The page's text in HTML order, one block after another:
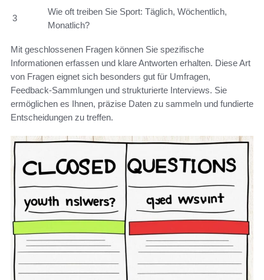
3
Wie oft treiben Sie Sport: Täglich, Wöchentlich,
Monatlich?
Mit geschlossenen Fragen können Sie spezifische
Informationen erfassen und klare Antworten erhalten. Diese Art
von Fragen eignet sich besonders gut für Umfragen,
Feedback-Sammlungen und strukturierte Interviews. Sie
ermöglichen es Ihnen, präzise Daten zu sammeln und fundierte
Entscheidungen zu treffen.